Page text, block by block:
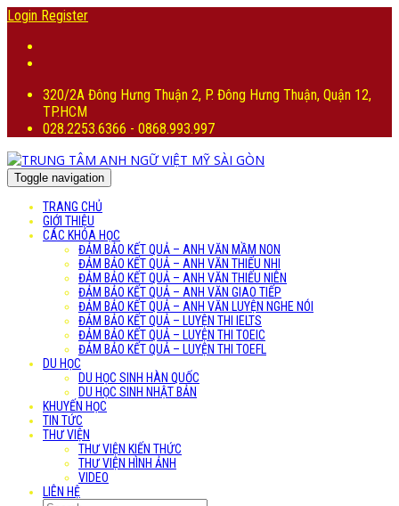
Login Register
320/2A Đông Hưng Thuận 2, P. Đông Hưng Thuận, Quận 12,
TP.HCM
028.2253.6366 - 0868.993.997
Toggle navigation
TRANG CHỦ
GIỚI THIỆU
CÁC KHÓA HỌC
ĐẢM BẢO KẾT QUẢ – ANH VĂN MẦM NON
ĐẢM BẢO KẾT QUẢ – ANH VĂN THIẾU NHI
ĐẢM BẢO KẾT QUẢ – ANH VĂN THIẾU NIÊN
ĐẢM BẢO KẾT QUẢ – ANH VĂN GIAO TIẾP
ĐẢM BẢO KẾT QUẢ – ANH VĂN LUYỆN NGHE NÓI
ĐẢM BẢO KẾT QUẢ – LUYỆN THI IELTS
ĐẢM BẢO KẾT QUẢ – LUYỆN THI TOEIC
ĐẢM BẢO KẾT QUẢ – LUYỆN THI TOEFL
DU HỌC
DU HỌC SINH HÀN QUỐC
DU HỌC SINH NHẬT BẢN
KHUYẾN HỌC
TIN TỨC
THƯ VIỆN
THƯ VIỆN KIẾN THỨC
THƯ VIỆN HÌNH ẢNH
VIDEO
LIÊN HỆ